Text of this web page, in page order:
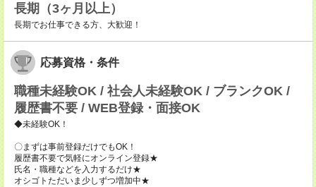
長期（3ヶ月以上）
長期でお仕事できる方、大歓迎！
応募資格・条件
職種未経験OK / 社会人未経験OK / ブランクOK /
履歴書不要 / WEB登録・面接OK
◆未経験OK！
〇まずは事前登録だけでもOK！
履歴書不要で気軽にオンライン登録★
氏名・職種などを入力するだけ★
オシゴトただいま少しずつ増加中★